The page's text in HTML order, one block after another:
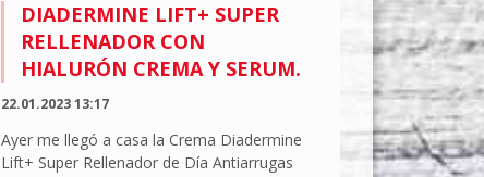
DIADERMINE LIFT+ SUPER
RELLENADOR CON
HIALURÓN CREMA Y SERUM.
22.01.2023 13:17
Ayer me llegó a casa la Crema Diadermine
Lift+ Super Rellenador de Día Antiarrugas